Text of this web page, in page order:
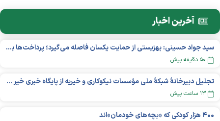
آخرین اخبار
سید جواد حسینی: بهزیستی از حمایت یکسان فاصله می‌گیرد؛ پرداخت‌ها بر اساس نوع معلولیت و میزان نیاز تغییر می‌کند
۵۰ دقیقه پیش
تجلیل دبیرخانۀ شبکۀ ملی مؤسسات نیکوکاری و خیریه از پایگاه خبری خیر ایران
۱۳ ساعت پیش
۴۰۰ هزار کودکی که «بچه‌های خودمان»‌اند